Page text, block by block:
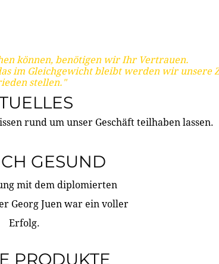
können, benötigen wir Ihr Vertrauen.
im Gleichgewicht bleibt werden wir
stellen."
rund um unser Geschäft teilhaben lassen.
GESUND
mit dem diplomierten
Georg Juen war ein voller
Erfolg.
PRODUKTE